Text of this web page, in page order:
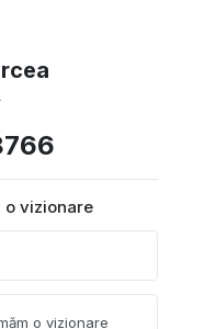
vizionare